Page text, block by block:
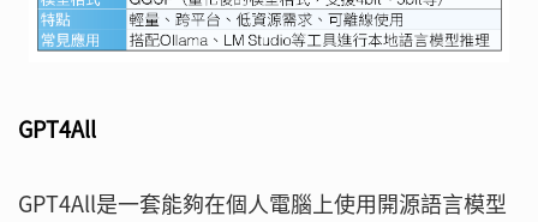
GPT4All
GPT4All是一套能夠在個人電腦上使用開源語言模型